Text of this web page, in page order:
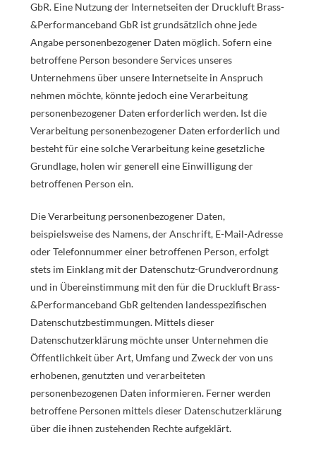
GbR. Eine Nutzung der Internetseiten der Druckluft Brass-
&Performanceband GbR ist grundsätzlich ohne jede
Angabe personenbezogener Daten möglich. Sofern eine
betroffene Person besondere Services unseres
Unternehmens über unsere Internetseite in Anspruch
nehmen möchte, könnte jedoch eine Verarbeitung
personenbezogener Daten erforderlich werden. Ist die
Verarbeitung personenbezogener Daten erforderlich und
besteht für eine solche Verarbeitung keine gesetzliche
Grundlage, holen wir generell eine Einwilligung der
betroffenen Person ein.
Die Verarbeitung personenbezogener Daten,
beispielsweise des Namens, der Anschrift, E-Mail-Adresse
oder Telefonnummer einer betroffenen Person, erfolgt
stets im Einklang mit der Datenschutz-Grundverordnung
und in Übereinstimmung mit den für die Druckluft Brass-
&Performanceband GbR geltenden landesspezifischen
Datenschutzbestimmungen. Mittels dieser
Datenschutzerklärung möchte unser Unternehmen die
Öffentlichkeit über Art, Umfang und Zweck der von uns
erhobenen, genutzten und verarbeiteten
personenbezogenen Daten informieren. Ferner werden
betroffene Personen mittels dieser Datenschutzerklärung
über die ihnen zustehenden Rechte aufgeklärt.